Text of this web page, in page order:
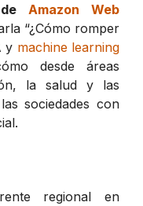
Amazon Web
“¿Cómo romper
y machine learning
desde áreas
la salud y las
sociedades con
regional en